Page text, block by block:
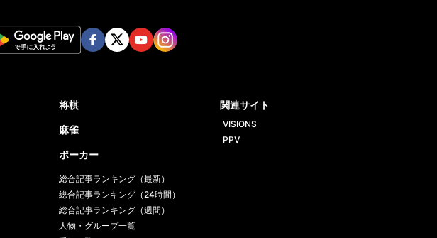
将棋
麻雀
ポーカー
総合記事ランキング（最新）
総合記事ランキング（24時間）
総合記事ランキング（週間）
人物・グループ一覧
関連サイト
VISIONS
PPV